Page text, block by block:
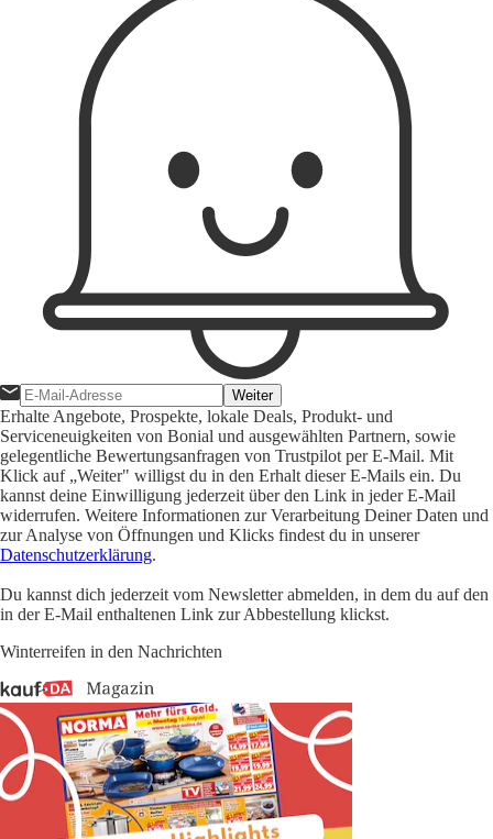
Weiter
Erhalte Angebote, Prospekte, lokale Deals, Produkt- und
Serviceneuigkeiten von Bonial und ausgewählten Partnern, sowie
gelegentliche Bewertungsanfragen von Trustpilot per E-Mail. Mit
Klick auf „Weiter" willigst du in den Erhalt dieser E-Mails ein. Du
kannst deine Einwilligung jederzeit über den Link in jeder E-Mail
widerrufen. Weitere Informationen zur Verarbeitung Deiner Daten und
zur Analyse von Öffnungen und Klicks findest du in unserer
Datenschutzerklärung.
Du kannst dich jederzeit vom Newsletter abmelden, in dem du auf den
in der E-Mail enthaltenen Link zur Abbestellung klickst.
Winterreifen in den Nachrichten